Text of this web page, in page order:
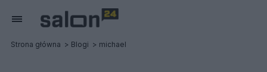
Strona główna Blogi michael